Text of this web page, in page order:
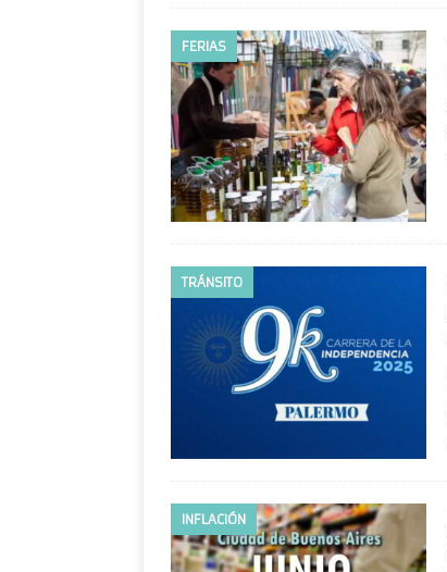
FERIAS
TRÁNSITO
INFLACIÓN